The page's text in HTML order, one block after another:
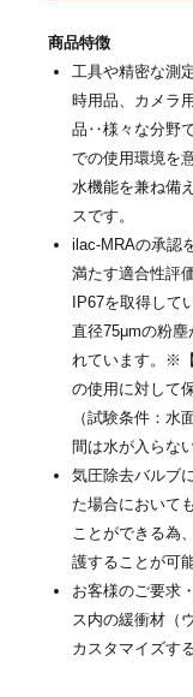
商品特徴
工具や精密な測
時用品、カメラ
品‥様々な分野
での使用環境を
水機能を兼ね備
スです。
ilac-MRAの承認
満たす適合性評
IP67を取得して
直径75μmの粉塵
れています。※
の使用に対して
（試験条件：水
間は水が入らな
気圧除去バルブ
た場合において
ことができる為
護することが可
お客様のご要求
ス内の緩衝材（
カスタマイズす